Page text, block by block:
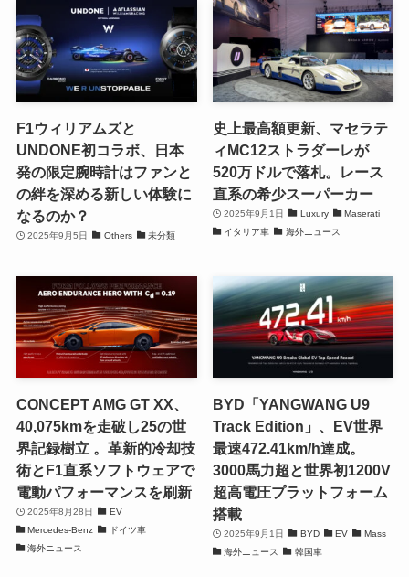
F1ウィリアムズと
UNDONE初コラボ、日本
発の限定腕時計はファンと
の絆を深める新しい体験に
なるのか？
2025年9月5日 Others 未分類
史上最高額更新、マセラテ
ィMC12ストラダーレが
520万ドルで落札。レース
直系の希少スーパーカー
2025年9月1日 Luxury
Maserati
イタリア車
海外ニュース
CONCEPT AMG GT XX、
40,075kmを走破し25の世
界記録樹立 。革新的冷却技
術とF1直系ソフトウェアで
電動パフォーマンスを刷新
2025年8月28日
EV
Mercedes-Benz
ドイツ車
海外ニュース
BYD「YANGWANG U9
Track Edition」、EV世界
最速472.41km/h達成。
3000馬力超と世界初1200V
超高電圧プラットフォーム
搭載
2025年9月1日 BYD EV
Mass
海外ニュース
韓国車